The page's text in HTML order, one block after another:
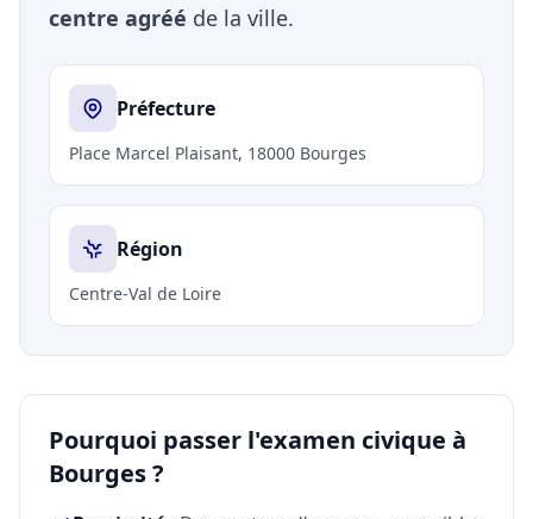
centre agréé de la ville.
Préfecture
Place Marcel Plaisant, 18000 Bourges
Région
Centre-Val de Loire
Pourquoi passer l'examen civique à
Bourges ?